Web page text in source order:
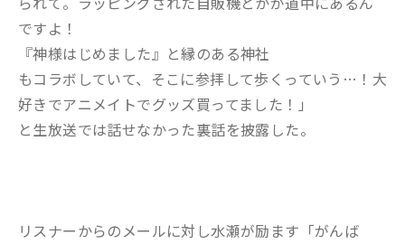
ですよ！
『神様はじめました』と縁のある神社
もコラボしていて、そこに参拝して歩くっていう…！大
好きでアニメイトでグッズ買ってました！」
と生放送では話せなかった裏話を披露した。
リスナーからのメールに対し水瀬が励ます「がんば